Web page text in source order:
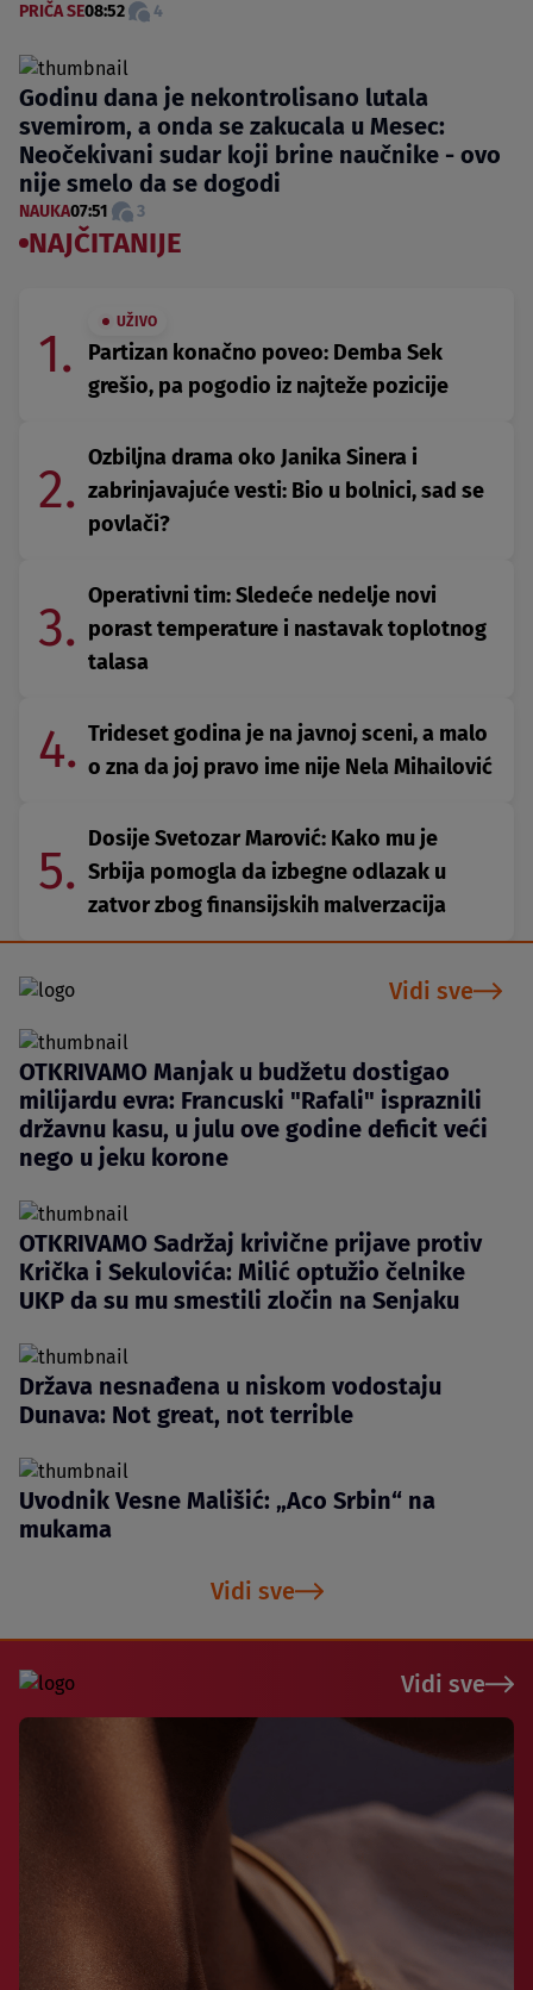
PRIČA SE08:52 4
Godinu dana je nekontrolisano lutala
svemirom, a onda se zakucala u Mesec:
Neočekivani sudar koji brine naučnike - ovo
nije smelo da se dogodi
NAUKA07:51 3
NAJČITANIJE
1.
UŽIVO
Partizan konačno poveo: Demba Sek
grešio, pa pogodio iz najteže pozicije
2.
Ozbiljna drama oko Janika Sinera i
zabrinjavajuće vesti: Bio u bolnici, sad se
povlači?
3.
Operativni tim: Sledeće nedelje novi
porast temperature i nastavak toplotnog
talasa
4. Trideset godina je na javnoj sceni, a malo
o zna da joj pravo ime nije Nela Mihailović
5.
Dosije Svetozar Marović: Kako mu je
Srbija pomogla da izbegne odlazak u
zatvor zbog finansijskih malverzacija
Vidi sve
OTKRIVAMO Manjak u budžetu dostigao
milijardu evra: Francuski "Rafali" ispraznili
državnu kasu, u julu ove godine deficit veći
nego u jeku korone
OTKRIVAMO Sadržaj krivične prijave protiv
Krička i Sekulovića: Milić optužio čelnike
UKP da su mu smestili zločin na Senjaku
Država nesnađena u niskom vodostaju
Dunava: Not great, not terrible
Uvodnik Vesne Mališić: „Aco Srbin“ na
mukama
Vidi sve
Vidi sve